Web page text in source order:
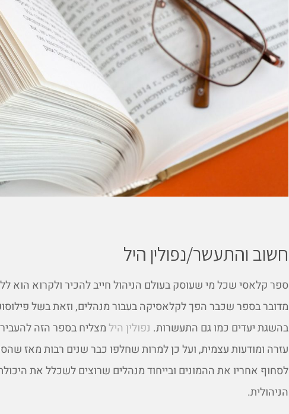
חשוב והתעשר/נפולין היל
ספר קלאסי שכל מי שעוסק בעולם הניהול חייב להכיר ולקרוא
מדובר בספר שכבר הפך לקלאסיקה בעבור מנהלים, וזאת בשל
בהשגת יעדים כמו גם התעשרות. נפולין היל מצליח בספר הזה
עזרה ומודעות עצמית, ועל כן למרות שחלפו כבר שנים רבות מאז
לסחוף אחריו את ההמונים ובייחוד מנהלים שרוצים לשכלל את
הניהולית.